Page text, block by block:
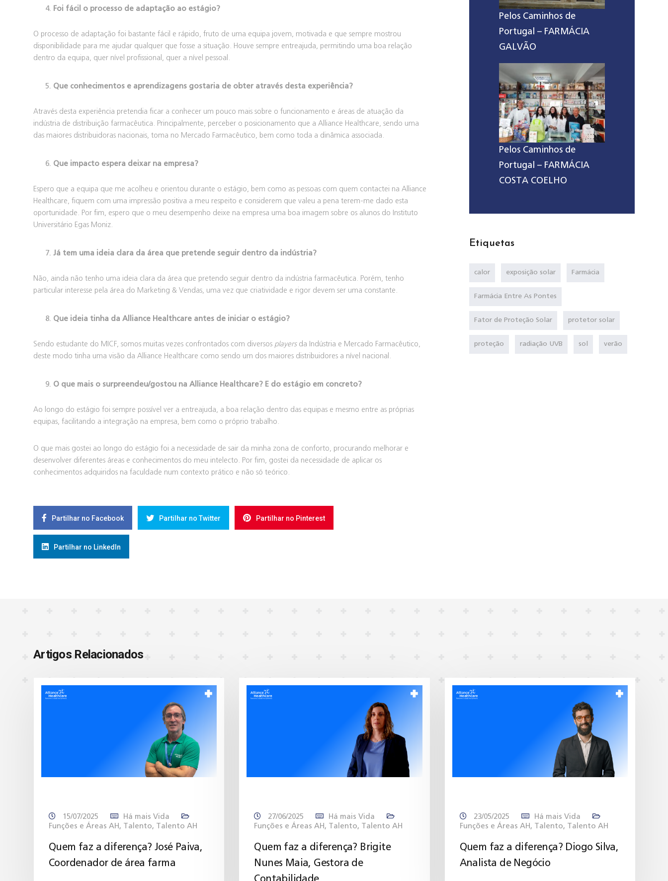
Foi fácil o processo de adaptação ao estágio?
O processo de adaptação foi bastante fácil e rápido, fruto de uma equipa jovem, motivada e que sempre mostrou
disponibilidade para me ajudar qualquer que fosse a situação. Houve sempre entreajuda, permitindo uma boa relação
dentro da equipa, quer nível profissional, quer a nível pessoal.
Que conhecimentos e aprendizagens gostaria de obter através desta experiência?
Através desta experiência pretendia ficar a conhecer um pouco mais sobre o funcionamento e áreas de atuação da
indústria de distribuição farmacêutica. Principalmente, perceber o posicionamento que a Alliance Healthcare, sendo uma
das maiores distribuidoras nacionais, toma no Mercado Farmacêutico, bem como toda a dinâmica associada.
Que impacto espera deixar na empresa?
Espero que a equipa que me acolheu e orientou durante o estágio, bem como as pessoas com quem contactei na Alliance
Healthcare, fiquem com uma impressão positiva a meu respeito e considerem que valeu a pena terem-me dado esta
oportunidade. Por fim, espero que o meu desempenho deixe na empresa uma boa imagem sobre os alunos do Instituto
Universitário Egas Moniz.
Já tem uma ideia clara da área que pretende seguir dentro da indústria?
Não, ainda não tenho uma ideia clara da área que pretendo seguir dentro da indústria farmacêutica. Porém, tenho
particular interesse pela área do Marketing & Vendas, uma vez que criatividade e rigor devem ser uma constante.
Que ideia tinha da Alliance Healthcare antes de iniciar o estágio?
Sendo estudante do MICF, somos muitas vezes confrontados com diversos playersda Indústria e Mercado Farmacêutico,
deste modo tinha uma visão da Alliance Healthcare como sendo um dos maiores distribuidores a nível nacional.
O que mais o surpreendeu/gostou na Alliance Healthcare? E do estágio em concreto?
Ao longo do estágio foi sempre possível ver a entreajuda, a boa relação dentro das equipas e mesmo entre as próprias
equipas, facilitando a integração na empresa, bem como o próprio trabalho.
O que mais gostei ao longo do estágio foi a necessidade de sair da minha zona de conforto, procurando melhorar e
desenvolver diferentes áreas e conhecimentos do meu intelecto. Por fim, gostei da necessidade de aplicar os
conhecimentos adquiridos na faculdade num contexto prático e não só teórico.
Partilhar no Facebook Partilhar no Twitter Partilhar no Pinterest
Partilhar no LinkedIn
Pelos Caminhos de
Portugal – FARMÁCIA
GALVÃO
Pelos Caminhos de
Portugal – FARMÁCIA
COSTA COELHO
Etiquetas
calor exposição solar Farmácia
Farmácia Entre As Pontes
Fator de Proteção Solar protetor solar
proteção radiação UVB sol verão
Artigos Relacionados
15/07/2025
Há mais Vida
Funções e Áreas AH , Talento, Talento AH
Quem faz a diferença? José Paiva,
Coordenador de área farma
27/06/2025
Há mais Vida
Funções e Áreas AH , Talento, Talento AH
Quem faz a diferença? Brigite
Nunes Maia, Gestora de
Contabilidade
23/05/2025
Há mais Vida
Funções e Áreas AH , Talento, Talento AH
Quem faz a diferença? Diogo Silva,
Analista de Negócio